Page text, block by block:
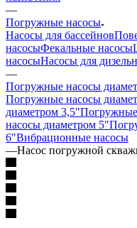
—
Погружные насосы
Насосы для бассейнов
насосыФекальные насосы
насосыНасосы для
—
Погружные насосы
Погружные насосы
диаметром 3,5"
насосы диаметром 5"
6"Вибрационные насосы
—Насос погружной